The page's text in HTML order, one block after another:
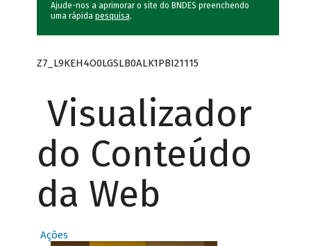
Ajude-nos a aprimorar o site do BNDES preenchendo
uma rápida pesquisa.
Z7_L9KEH4O0LGSLB0ALK1PBI21115
Visualizador
do Conteúdo
da Web
Ações